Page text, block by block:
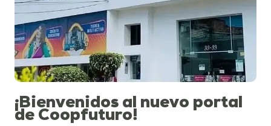
¡Bienvenidos al nuevo portal
de Coopfuturo!